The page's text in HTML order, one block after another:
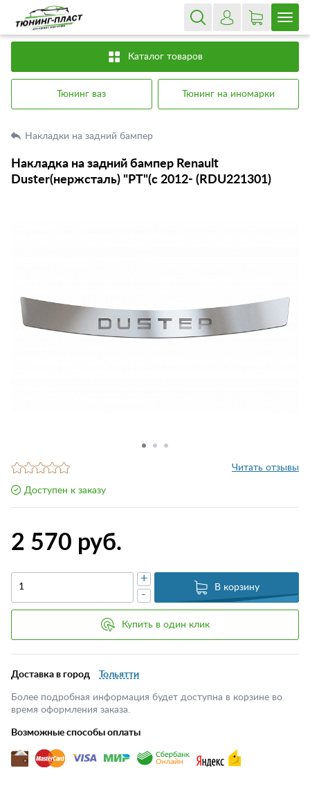
Каталог товаров
Тюнинг ваз Тюнинг на иномарки
Накладки на задний бампер
Накладка на задний бампер Renault
Duster(нержсталь) "PT"(с 2012- (RDU221301)
Читать отзывы
Доступен к заказу
2 570 руб.
-
+
В корзину
Купить в один клик
Доставка в город Тольятти
Более подробная информация будет доступна в корзине во
время оформления заказа.
Возможные способы оплаты